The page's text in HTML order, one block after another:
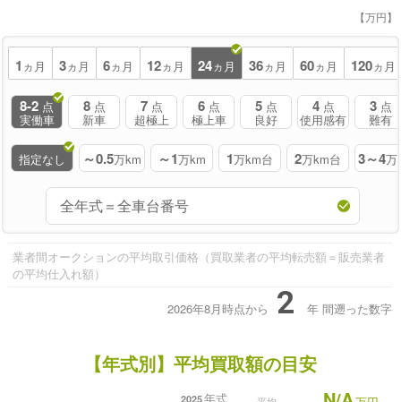
【万円】
1 ヵ月 3ヵ月 6ヵ月 12ヵ月 24ヵ月 36ヵ月 60ヵ月 120ヵ月
8-2 点
実働車
8 点
新車
7 点
超極上
6 点
極上車
5 点
良好
4 点
使用感有
3 点
難有
指定なし ～0.5万km ～1万km 1万km台 2万km台 3～4万
業者間オークションの平均取引価格（買取業者の平均転売額＝販売業者
の平均仕入れ額）
2026年8月時点から 2 年 間遡った数字
【年式別】平均買取額の目安
2025年式